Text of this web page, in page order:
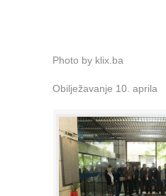
Photo by klix.ba
Obilježavanje 10. aprila